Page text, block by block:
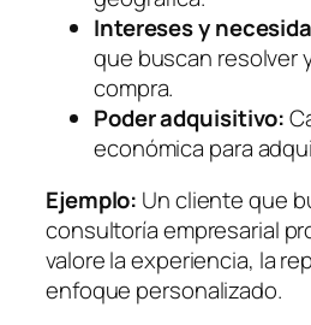
Intereses y
que buscan resolver
compra.
Poder adquisitivo:
económica para
Ejemplo: Un cliente que
consultoría empresarial
valore la experiencia, la
enfoque personalizado.